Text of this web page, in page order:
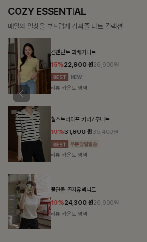
COZY ESSENTIAL
매일의 일상을 부드럽게 감싸줄 니트 컬렉션
켐펜던트 꽈배기니트
15%22,900 원26,900원
리뷰 카운트 영역
칠스트라이프 카라7부니트
10%31,900 원35,400원
리뷰 카운트 영역
폴딘울 골지유넥니트
10%24,300 원26,900원
리뷰 카운트 영역